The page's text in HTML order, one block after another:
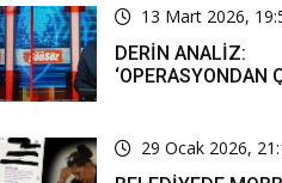
13 Mart 2026,
DERİN ANALİZ:
‘OPERASYONDAN
MUCİZE’
29 Ocak 2026,